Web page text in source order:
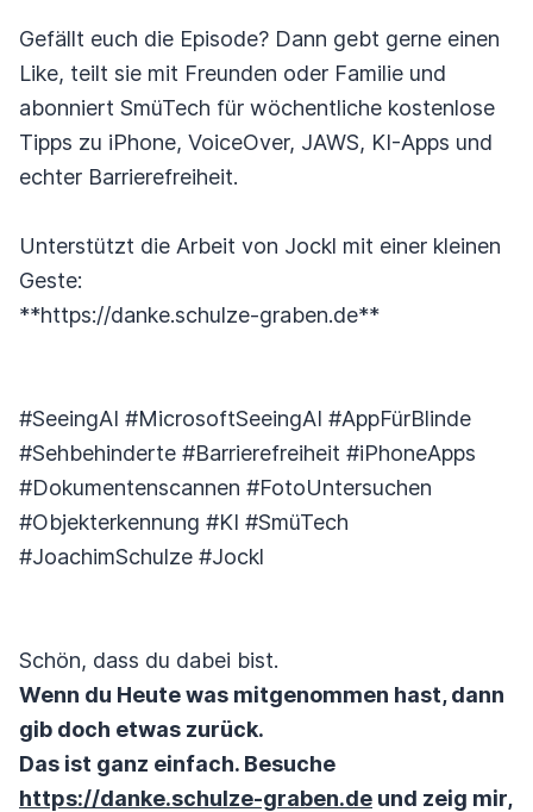
Gefällt euch die Episode? Dann gebt gerne einen
Like, teilt sie mit Freunden oder Familie und
abonniert SmüTech für wöchentliche kostenlose
Tipps zu iPhone, VoiceOver, JAWS, KI-Apps und
echter Barrierefreiheit.
Unterstützt die Arbeit von Jockl mit einer kleinen
Geste:
**https://danke.schulze-graben.de**
#SeeingAI #MicrosoftSeeingAI #AppFürBlinde
#Sehbehinderte #Barrierefreiheit #iPhoneApps
#Dokumentenscannen #FotoUntersuchen
#Objekterkennung #KI #SmüTech
#JoachimSchulze #Jockl
Schön, dass du dabei bist.
Wenn du Heute was mitgenommen hast, dann
gib doch etwas zurück.
Das ist ganz einfach. Besuche
https://danke.schulze-graben.de und zeig mir,